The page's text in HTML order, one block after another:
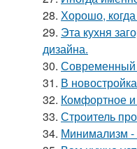
28. Хорошо,
29. Эта кухня
дизайна.
30. Современный
31. В
32. Комфортное
33. Строитель
34. Минимализм -